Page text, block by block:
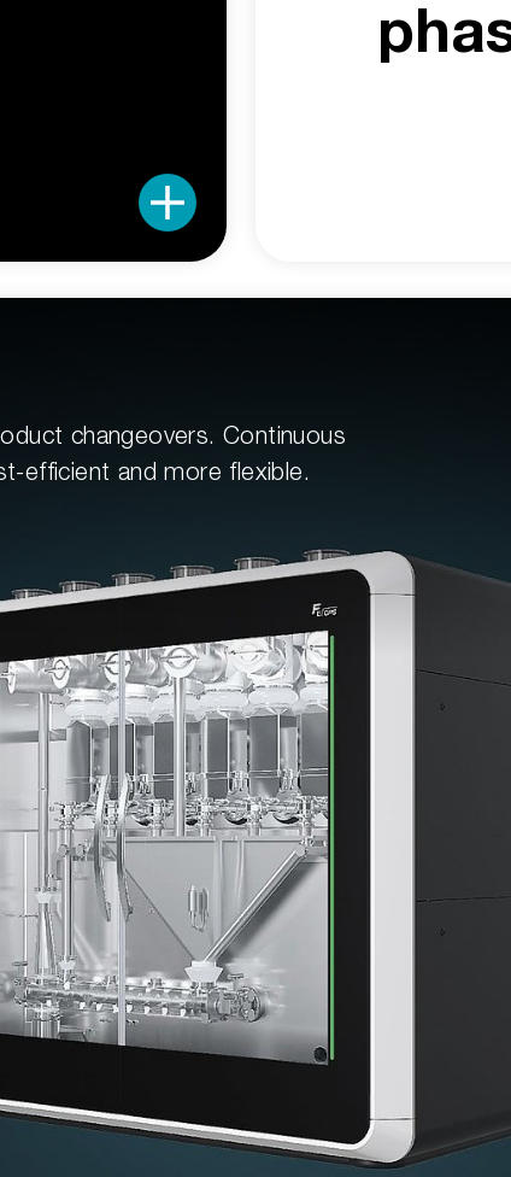
changeovers. Continuous
efficient and more flexible.